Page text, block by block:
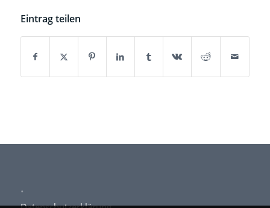
Eintrag teilen
.